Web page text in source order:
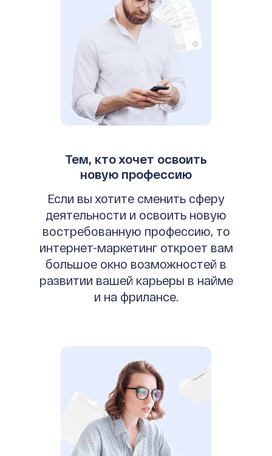
Тем, кто хочет освоить
новую профессию
Если вы хотите сменить сферу
деятельности и освоить новую
востребованную профессию, то
интернет-маркетинг откроет вам
большое окно возможностей в
развитии вашей карьеры в найме
и на фрилансе.